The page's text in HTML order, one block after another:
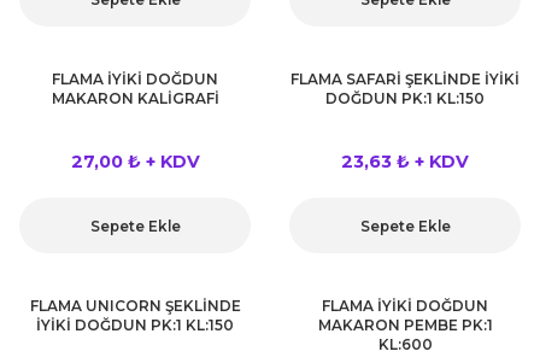
FLAMA İYİKİ DOĞDUN
MAKARON KALİGRAFİ
27,00 ₺ + KDV
Sepete Ekle
FLAMA SAFARİ ŞEKLİNDE İYİKİ
DOĞDUN PK:1 KL:150
23,63 ₺ + KDV
Sepete Ekle
FLAMA UNICORN ŞEKLİNDE
İYİKİ DOĞDUN PK:1 KL:150
FLAMA İYİKİ DOĞDUN
MAKARON PEMBE PK:1
KL:600